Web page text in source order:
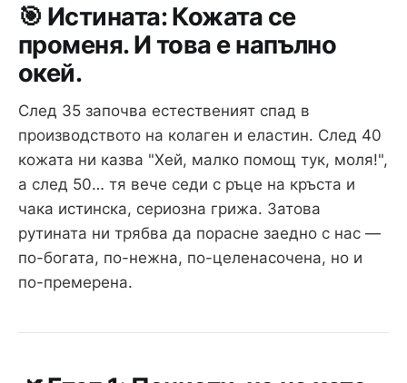
🎯 Истината: Кожата се
променя. И това е напълно
окей.
След 35 започва естественият спад в
производството на колаген и еластин. След 40
кожата ни казва "Хей, малко помощ тук, моля!",
а след 50… тя вече седи с ръце на кръста и
чака истинска, сериозна грижа. Затова
рутината ни трябва да порасне заедно с нас —
по-богата, по-нежна, по-целенасочена, но и
по-премерена.